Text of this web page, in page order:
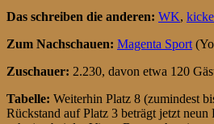
Das schreiben die anderen: WK,
Zum Nachschauen: Magenta Sport
Zuschauer: 2.230, davon etwa 120
Tabelle: Weiterhin Platz 8 (zumindest
Rückstand auf Platz 3 beträgt jetzt